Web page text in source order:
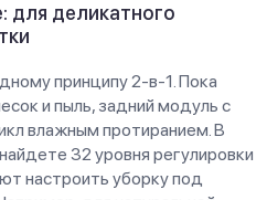
для деликатного
принципу 2-в-1. Пока
и пыль, задний модуль с
влажным протиранием. В
32 уровня регулировки
настроить уборку под